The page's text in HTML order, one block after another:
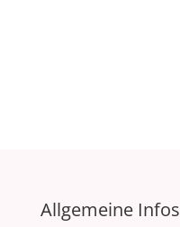
Allgemeine Infos